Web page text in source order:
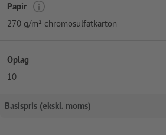
Papir
270 g/m² chromosulfatkarton
Oplag
10
Basispris (ekskl. moms)